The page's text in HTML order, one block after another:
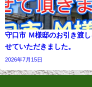
守口市 Ｍ様邸のお引き渡し
せていただきました。
2026年7月15日